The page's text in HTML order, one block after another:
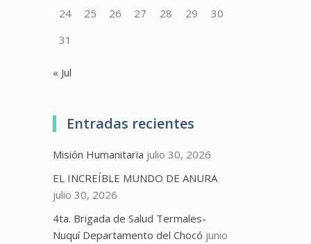
24
25 26 27 28 29
30
31
« Jul
Entradas recientes
Misión Humanitaria julio 30, 2026
EL INCREÍBLE MUNDO DE ANURA
julio 30, 2026
4ta. Brigada de Salud Termales-
Nuquí Departamento del Chocó junio